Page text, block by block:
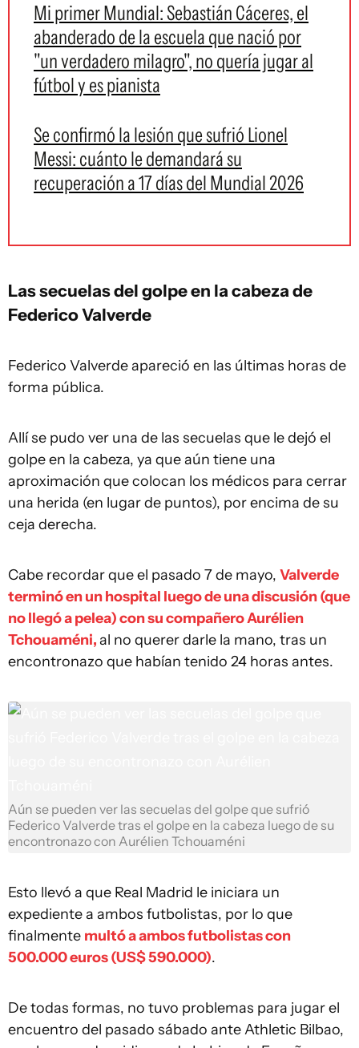
Mi primer Mundial: Sebastián Cáceres, el
abanderado de la escuela que nació por
"un verdadero milagro", no quería jugar al
fútbol y es pianista
Se confirmó la lesión que sufrió Lionel
Messi: cuánto le demandará su
recuperación a 17 días del Mundial 2026
Las secuelas del golpe en la cabeza de
Federico Valverde
Federico Valverde apareció en las últimas horas de
forma pública.
Allí se pudo ver una de las secuelas que le dejó el
golpe en la cabeza, ya que aún tiene una
aproximación que colocan los médicos para cerrar
una herida (en lugar de puntos), por encima de su
ceja derecha.
Cabe recordar que el pasado 7 de mayo, Valverde
terminó en un hospital luego de una discusión (que
no llegó a pelea) con su compañero Aurélien
Tchouaméni,al no querer darle la mano, tras un
encontronazo que habían tenido 24 horas antes.
Aún se pueden ver las secuelas del golpe que sufrió
Federico Valverde tras el golpe en la cabeza luego de su
encontronazo con Aurélien Tchouaméni
Esto llevó a que Real Madrid le iniciara un
expediente a ambos futbolistas, por lo que
finalmente multó a ambos futbolistas con
500.000 euros (US$ 590.000).
De todas formas, no tuvo problemas para jugar el
encuentro del pasado sábado ante Athletic Bilbao,